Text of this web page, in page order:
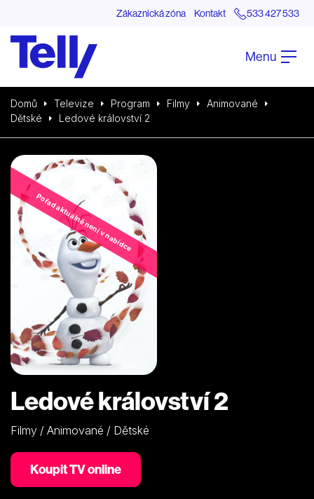
Zákaznická zóna Kontakt 533 427 533
Menu
Domů Televize Program Filmy
Animované
Dětské
Ledové království 2
Pořad aktuálně není v nabídce
Ledové království 2
Filmy / Animované / Dětské
Koupit TV online